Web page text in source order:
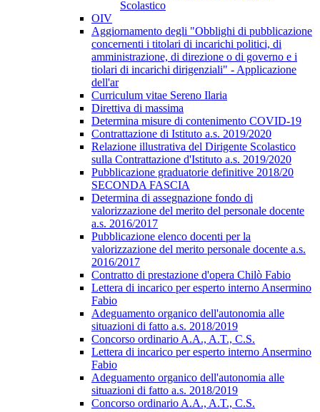
Scolastico
OIV
Aggiornamento degli "Obblighi di pubblicazione
concernenti i titolari di incarichi politici, di
amministrazione, di direzione o di governo e i
tiolari di incarichi dirigenziali" - Applicazione
dell'ar
Curriculum vitae Sereno Ilaria
Direttiva di massima
Determina misure di contenimento COVID-19
Contrattazione di Istituto a.s. 2019/2020
Relazione illustrativa del Dirigente Scolastico
sulla Contrattazione d'Istituto a.s. 2019/2020
Pubblicazione graduatorie definitive 2018/20
SECONDA FASCIA
Determina di assegnazione fondo di
valorizzazione del merito del personale docente
a.s. 2016/2017
Pubblicazione elenco docenti per la
valorizzazione del merito personale docente a.s.
2016/2017
Contratto di prestazione d'opera Chilò Fabio
Lettera di incarico per esperto interno Ansermino
Fabio
Adeguamento organico dell'autonomia alle
situazioni di fatto a.s. 2018/2019
Concorso ordinario A.A., A.T., C.S.
Lettera di incarico per esperto interno Ansermino
Fabio
Adeguamento organico dell'autonomia alle
situazioni di fatto a.s. 2018/2019
Concorso ordinario A.A., A.T., C.S.